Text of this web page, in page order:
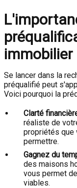
immobilier
Se lancer dans la
préqualifié peut
Voici pourquoi la
Clarté
réaliste de
propriétés que
permettre.
Gagnez du
des maisons
vous permet
viables.